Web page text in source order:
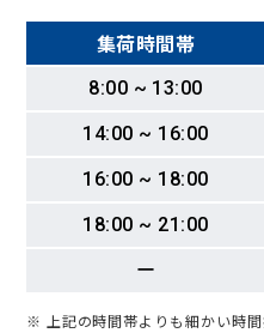
集荷時間帯
8:00 ~ 13:00
14:00 ~ 16:00
16:00 ~ 18:00
18:00 ~ 21:00
ー
※ 上記の時間帯よりも細かい時間